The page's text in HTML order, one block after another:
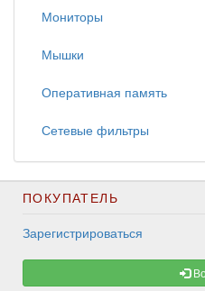
Мониторы
Мышки
Оперативная память
Сетевые фильтры
ПОКУПАТЕЛЬ
Зарегистрироваться